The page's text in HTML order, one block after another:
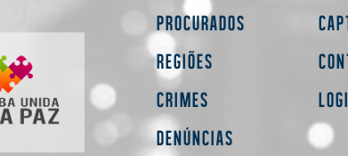
Procurados
Regiões
Crimes
Denúncias